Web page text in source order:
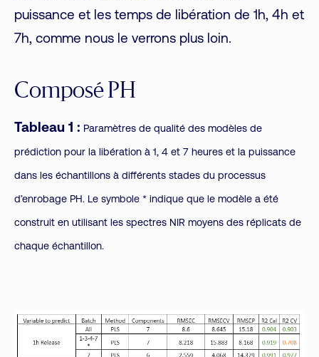
puissance et les temps de libération de 1h, 4h et
7h, comme nous le verrons plus loin.
Composé PH
Tableau 1 : Paramètres de qualité des modèles de
prédiction pour la libération à 1, 4 et 7 heures et la puissance
dans les échantillons à différents stades du processus
d’enrobage PH. Le symbole * indique que le modèle a été
construit en utilisant les spectres NIR moyens des réplicats de
chaque échantillon.